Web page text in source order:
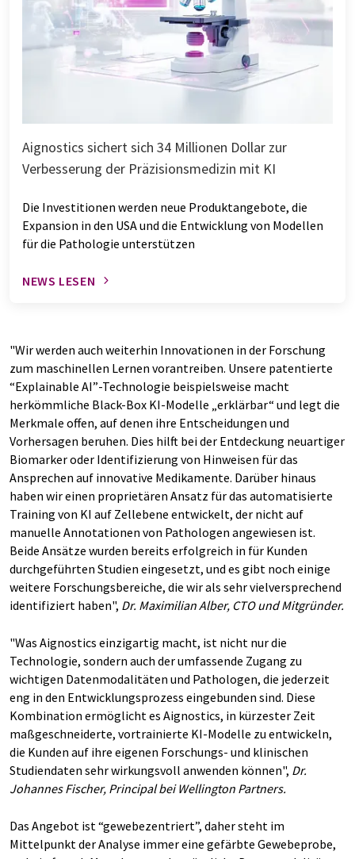
Aignostics sichert sich 34 Millionen Dollar zur
Verbesserung der Präzisionsmedizin mit KI
Die Investitionen werden neue Produktangebote, die
Expansion in den USA und die Entwicklung von Modellen
für die Pathologie unterstützen
NEWS LESEN
"Wir werden auch weiterhin Innovationen in der Forschung
zum maschinellen Lernen vorantreiben. Unsere patentierte
“Explainable AI”-Technologie beispielsweise macht
herkömmliche Black-Box KI-Modelle „erklärbar“ und legt die
Merkmale offen, auf denen ihre Entscheidungen und
Vorhersagen beruhen. Dies hilft bei der Entdeckung neuartiger
Biomarker oder Identifizierung von Hinweisen für das
Ansprechen auf innovative Medikamente. Darüber hinaus
haben wir einen proprietären Ansatz für das automatisierte
Training von KI auf Zellebene entwickelt, der nicht auf
manuelle Annotationen von Pathologen angewiesen ist.
Beide Ansätze wurden bereits erfolgreich in für Kunden
durchgeführten Studien eingesetzt, und es gibt noch einige
weitere Forschungsbereiche, die wir als sehr vielversprechend
identifiziert haben", Dr. Maximilian Alber, CTO und Mitgründer.
"Was Aignostics einzigartig macht, ist nicht nur die
Technologie, sondern auch der umfassende Zugang zu
wichtigen Datenmodalitäten und Pathologen, die jederzeit
eng in den Entwicklungsprozess eingebunden sind. Diese
Kombination ermöglicht es Aignostics, in kürzester Zeit
maßgeschneiderte, vortrainierte KI-Modelle zu entwickeln,
die Kunden auf ihre eigenen Forschungs- und klinischen
Studiendaten sehr wirkungsvoll anwenden können", Dr.
Johannes Fischer, Principal bei Wellington Partners.
Das Angebot ist “gewebezentriert”, daher steht im
Mittelpunkt der Analyse immer eine gefärbte Gewebeprobe,